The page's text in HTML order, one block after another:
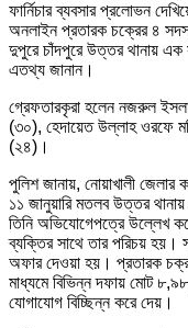
ফার্নিচার ব্যবসার প্রলোভন
অনলাইন প্রতারক চক্রের ৪
দুপুরে চাঁদপুরে উত্তর থানায় এক
এতথ্য জানান।
গ্রেফতারকৃরা হলেন নজরুল
(৩০), হেদায়েত উল্লাহ ওরফে
(২৪)।
পুলিশ জানায়, নোয়াখালী
১১ জানুয়ারি মতলব উত্তর
তিনি অভিযোগেপত্রে উল্লেখ
ব্যক্তির সাথে তার পরিচয় হয়।
অফার দেওয়া হয়। প্রতারক
মাধ্যমে বিভিন্ন দফায় মোট
যোগাযোগ বিচ্ছিন্ন করে দেয়।